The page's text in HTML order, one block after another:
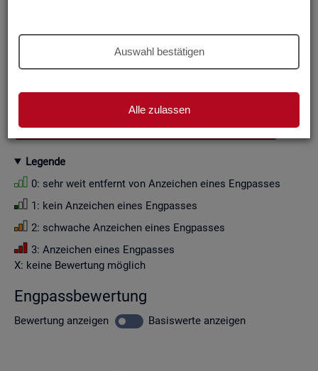
Auswahl bestätigen
Alle zulassen
Zah­len­wer­te i. d. R. auf Viel­fa­che von Zehn ge­run­det (siehe
die Fil­ter­mög­lich­kei­ten und die an­ge­zeig­ten Daten.
GESAMTDOWNLOAD ENGPASSANALYSE ALS CSV
Le­gen­de
0: sehr weit ent­fernt von An­zei­chen eines Eng­pas­ses
1: kein An­zei­chen eines Eng­pas­ses
2: schwa­che An­zei­chen eines Eng­pas­ses
3: An­zei­chen eines Eng­pas­ses
X: keine Be­wer­tung mög­lich
Eng­pass­be­wer­tung
Be­wer­tung an­zei­gen Ba­sis­wer­te an­zei­gen